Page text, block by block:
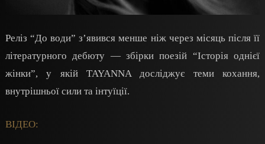
Реліз “До води” з’явився менше ніж через місяць після її
літературного дебюту — збірки поезій “Історія однієї
жінки”, у якій TAYANNA досліджує теми кохання,
внутрішньої сили та інтуїції.
ВІДЕО: